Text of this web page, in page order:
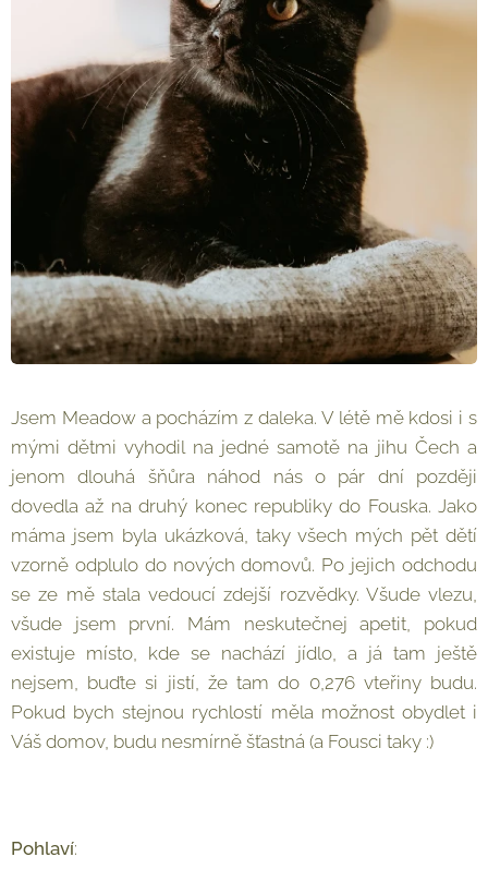
Jsem Meadow a pocházím z daleka. V létě mě kdosi i s
mými dětmi vyhodil na jedné samotě na jihu Čech a
jenom dlouhá šňůra náhod nás o pár dní později
dovedla až na druhý konec republiky do Fouska. Jako
máma jsem byla ukázková, taky všech mých pět dětí
vzorně odplulo do nových domovů. Po jejich odchodu
se ze mě stala vedoucí zdejší rozvědky. Všude vlezu,
všude jsem první. Mám neskutečnej apetit, pokud
existuje místo, kde se nachází jídlo, a já tam ještě
nejsem, buďte si jistí, že tam do 0,276 vteřiny budu.
Pokud bych stejnou rychlostí měla možnost obydlet i
Váš domov, budu nesmírně šťastná (a Fousci taky :)
Pohlaví: ♀